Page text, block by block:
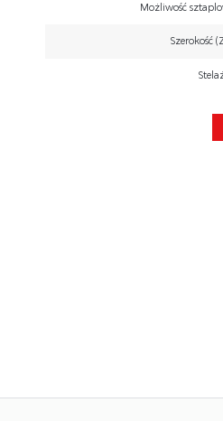
Możliwość
Szerokość